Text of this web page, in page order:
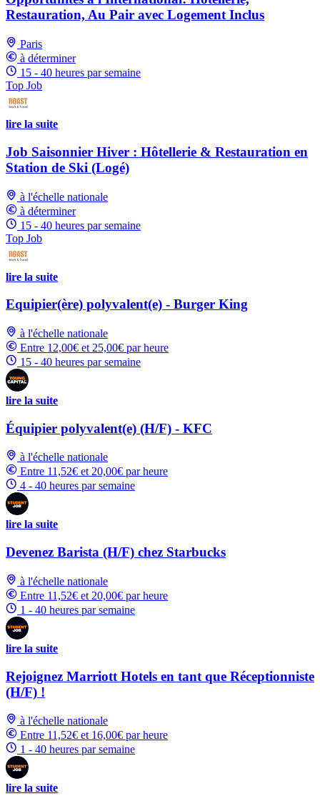
Restauration, Au Pair avec Logement Inclus
Paris
à déterminer
15 - 40 heures par semaine
Top Job
lire la suite
Job Saisonnier Hiver : Hôtellerie & Restauration en
Station de Ski (Logé)
à l'échelle nationale
à déterminer
15 - 40 heures par semaine
Top Job
lire la suite
Equipier(ère) polyvalent(e) - Burger King
à l'échelle nationale
Entre 12,00€ et 25,00€ par heure
15 - 40 heures par semaine
lire la suite
Équipier polyvalent(e) (H/F) - KFC
à l'échelle nationale
Entre 11,52€ et 20,00€ par heure
4 - 40 heures par semaine
lire la suite
Devenez Barista (H/F) chez Starbucks
à l'échelle nationale
Entre 11,52€ et 20,00€ par heure
1 - 40 heures par semaine
lire la suite
Rejoignez Marriott Hotels en tant que Réceptionniste
(H/F) !
à l'échelle nationale
Entre 11,52€ et 16,00€ par heure
1 - 40 heures par semaine
lire la suite